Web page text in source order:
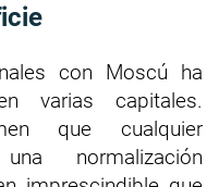
con Moscú ha
varias capitales.
que cualquier
normalización